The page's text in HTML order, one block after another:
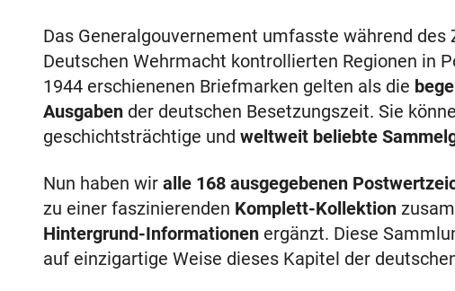
Das Generalgouvernement umfasste während
Deutschen Wehrmacht kontrollierten Regionen in
1944 erschienenen Briefmarken gelten als die
Ausgaben der deutschen Besetzungszeit. Sie
geschichtsträchtige und weltweit beliebte
Nun haben wir alle 168 ausgegebenen
zu einer faszinierenden Komplett-Kollektion
Hintergrund-Informationen ergänzt. Diese
auf einzigartige Weise dieses Kapitel der